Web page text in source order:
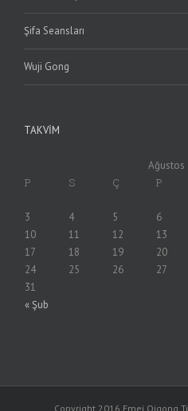
Şifa Seansları
Wuji Gong
TAKVIM
Ağustos
P S Ç P
« Şub
3
4 5 6
10
11 12 13
17
18 19 20
24
25 26 27
31
Copyright 2016 Emei Qigong